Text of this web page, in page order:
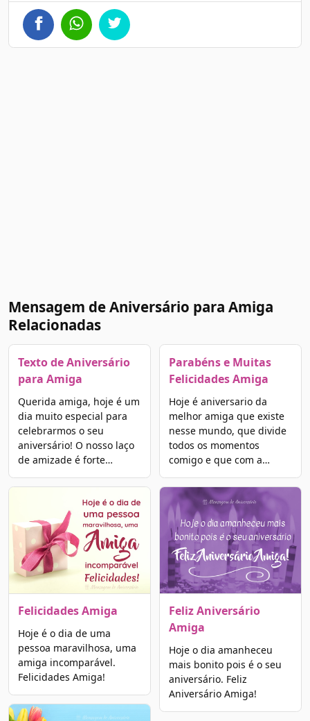
Mensagem de Aniversário para Amiga
Relacionadas
Texto de Aniversário
para Amiga
Querida amiga, hoje é um
dia muito especial para
celebrarmos o seu
aniversário! O nosso laço
de amizade é forte…
Felicidades Amiga
Hoje é o dia de uma
pessoa maravilhosa, uma
amiga incomparável.
Felicidades Amiga!
Parabéns e Muitas
Felicidades Amiga
Hoje é aniversario da
melhor amiga que existe
nesse mundo, que divide
todos os momentos
comigo e que com a…
Feliz Aniversário
Amiga
Hoje o dia amanheceu
mais bonito pois é o seu
aniversário. Feliz
Aniversário Amiga!